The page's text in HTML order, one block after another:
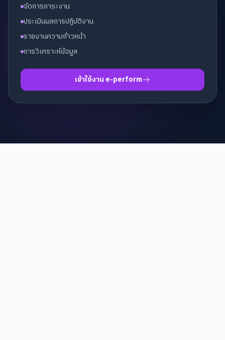
จัดการภาระงาน
ประเมินผลการปฏิบัติงาน
รายงานความก้าวหน้า
การวิเคราะห์ข้อมูล
เข้าใช้งาน e-perform